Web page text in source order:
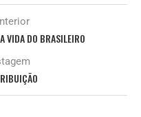
VIDA DO BRASILEIRO